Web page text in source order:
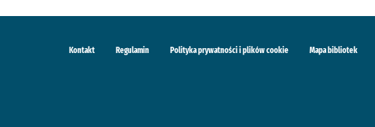
Kontakt Regulamin Polityka prywatności i plików cookie Mapa bibliotek